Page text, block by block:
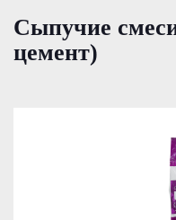
Сыпучие
цемент)